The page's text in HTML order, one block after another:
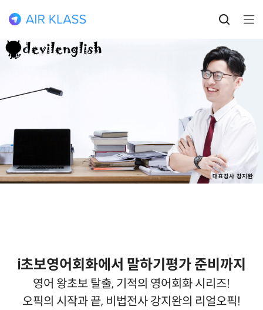
ℹ️초보영어회화에서 말하기평가 준비까지
영어 왕초보 탈출, 기적의 영어회화 시리즈!
오픽의 시작과 끝, 비법전사 강지완의 리얼오픽!